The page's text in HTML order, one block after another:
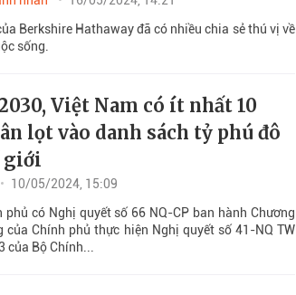
Berkshire Hathaway đã có nhiều chia sẻ thú vị về
sống.
Việt Nam có ít nhất 10
lọt vào danh sách tỷ phú đô
giới
10/05/2024, 15:09
phủ có Nghị quyết số 66 NQ-CP ban hành Chương
của Chính phủ thực hiện Nghị quyết số 41-NQ TW
của Bộ Chính...